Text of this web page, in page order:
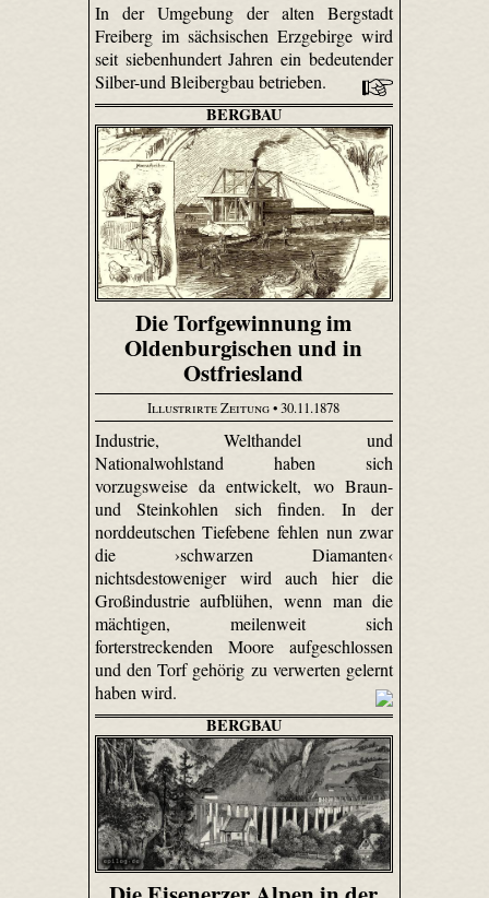
In der Umgebung der alten Bergstadt
Freiberg im sächsischen Erzgebirge wird
seit siebenhundert Jahren ein bedeutender
Silber-und Bleibergbau betrieben.
BERGBAU
Die Torfgewinnung im
Oldenburgischen und in
Ostfriesland
Illustrirte Zeitung• 30.11.1878
Industrie, Welthandel und
Nationalwohlstand haben sich
vorzugsweise da entwickelt, wo Braun-
und Steinkohlen sich finden. In der
norddeutschen Tiefebene fehlen nun zwar
die ›schwarzen Diamanten‹
nichtsdestoweniger wird auch hier die
Großindustrie aufblühen, wenn man die
mächtigen, meilenweit sich
forterstreckenden Moore aufgeschlossen
und den Torf gehörig zu verwerten gelernt
haben wird.
BERGBAU